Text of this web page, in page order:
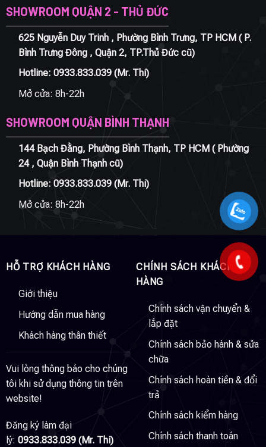
SHOWROOM QUẬN 2 - THỦ ĐỨC
625 Nguyễn Duy Trinh , Phường Bình Trưng, TP HCM ( P.
Bình Trưng Đông , Quận 2, TP.Thủ Đức cũ)
Hotline: 0933.833.039(Mr. Thi)
Mở cửa: 8h-22h
SHOWROOM QUẬN BÌNH THẠNH
144 Bạch Đằng, Phường Bình Thạnh, TP HCM ( Phường
24 , Quận Bình Thạnh cũ)
Hotline: 0933.833.039(Mr. Thi)
Mở cửa: 8h-22h
HỖ TRỢ KHÁCH HÀNG
Giới thiệu
Hướng dẫn mua hàng
Khách hàng thân thiết
Vui lòng thông báo cho chúng
tôi khi sử dụng thông tin trên
website!
Đăng ký làm đại
lý: 0933.833.039 (Mr. Thi)
CHÍNH SÁCH KHÁCH
HÀNG
Chính sách vận chuyển &
lắp đặt
Chính sách bảo hành & sửa
chữa
Chính sách hoàn tiền & đổi
trả
Chính sách kiểm hàng
Chính sách thanh toán